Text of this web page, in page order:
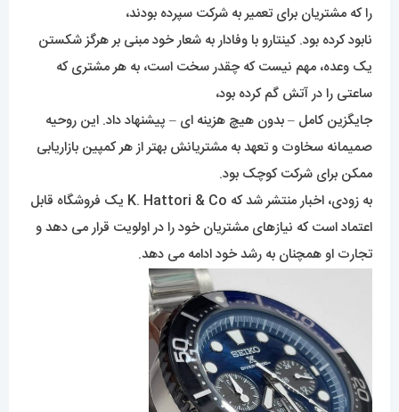
را که مشتریان برای تعمیر به شرکت سپرده بودند،
نابود کرده بود. کینتارو با وفادار به شعار خود مبنی بر هرگز شکستن
یک وعده، مهم نیست که چقدر سخت است، به هر مشتری که
ساعتی را در آتش گم کرده بود،
جایگزین کامل – بدون هیچ هزینه ای – پیشنهاد داد. این روحیه
صمیمانه سخاوت و تعهد به مشتریانش بهتر از هر کمپین بازاریابی
ممکن برای شرکت کوچک بود.
به زودی، اخبار منتشر شد که K. Hattori & Co یک فروشگاه قابل
اعتماد است که نیازهای مشتریان خود را در اولویت قرار می دهد و
تجارت او همچنان به رشد خود ادامه می دهد.